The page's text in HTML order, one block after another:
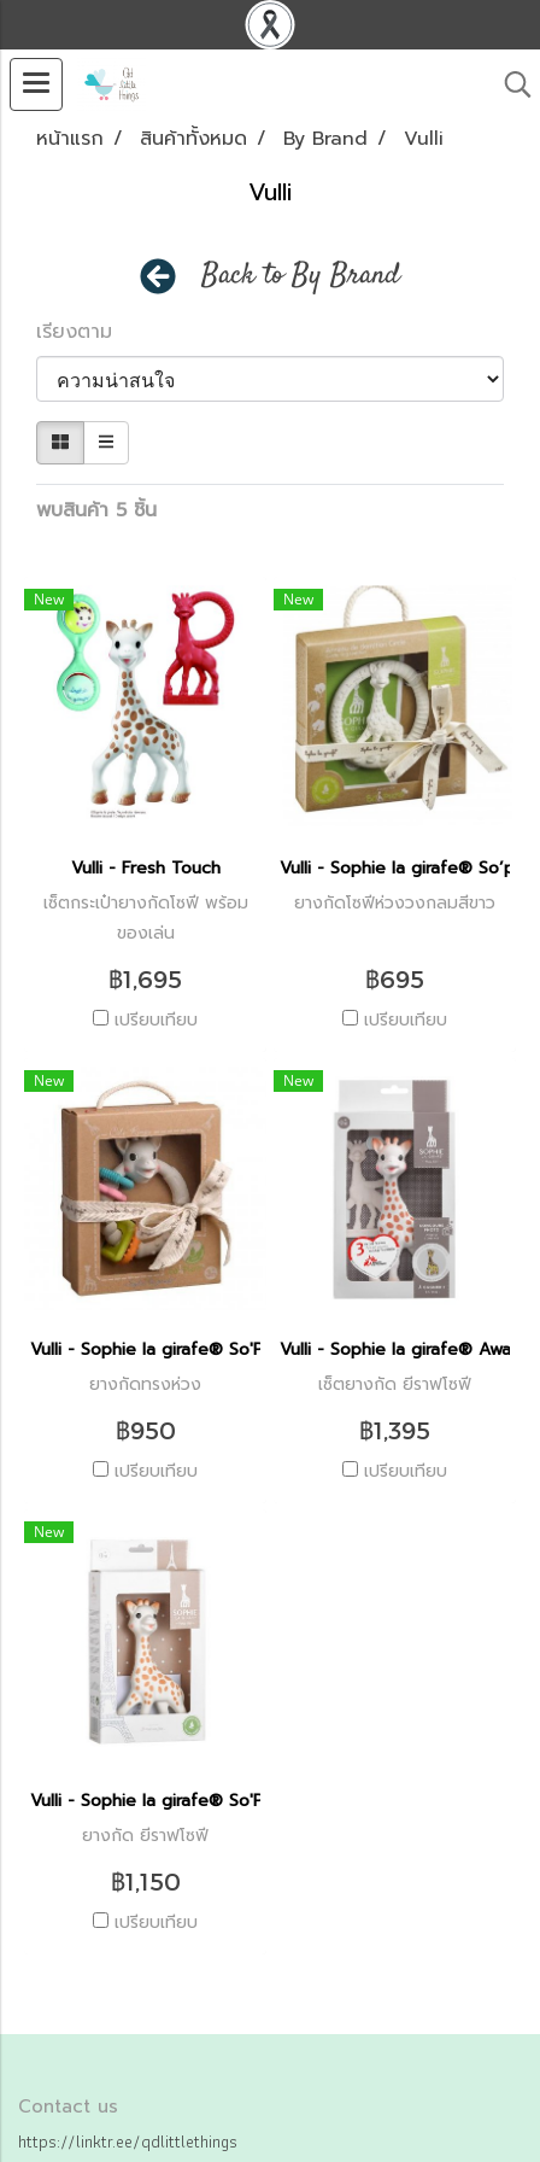
หน้าแรก สินค้าทั้งหมด By Brand Vulli
Vulli
Back to By Brand
เรียงตาม
พบสินค้า 5 ชิ้น
New
Vulli - Fresh Touch
เซ็ตกระเป๋ายางกัดโซฟี พร้อม
ของเล่น
฿1,695
เปรียบเทียบ
New
Vulli - Sophie la girafe®
ยางกัดโซฟีห่วงวงกลมสีขาว
฿695
เปรียบเทียบ
New
Vulli - Sophie la girafe® So'Pure teething Colo'rings
ยางกัดทรงห่วง
฿950
เปรียบเทียบ
New
Vulli - Sophie la girafe® Award
เซ็ตยางกัด ยีราฟโซฟี
฿1,395
เปรียบเทียบ
New
Vulli - Sophie la girafe® So'Pure
ยางกัด ยีราฟโซฟี
฿1,150
เปรียบเทียบ
Contact us
https://linktr.ee/qdlittlethings